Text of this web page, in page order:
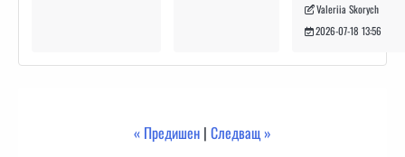
Valeriia Skorych
2026-07-18 13:56
« Предишен | Следващ »